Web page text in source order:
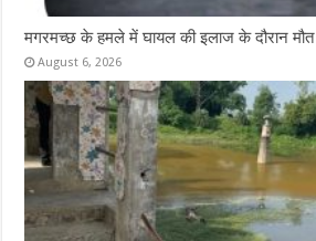
मगरमच्छ के हमले में घायल की इलाज के दौरान मौत
August 6, 2026